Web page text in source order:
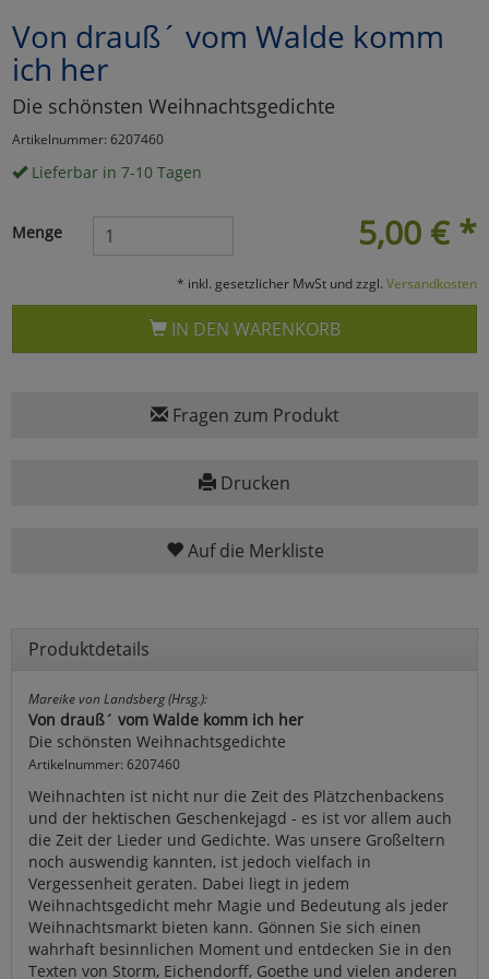
Von drauß´ vom Walde komm
ich her
Die schönsten Weihnachtsgedichte
Artikelnummer: 6207460
Lieferbar in 7-10 Tagen
5,00 € *
Menge
* inkl. gesetzlicher MwSt und zzgl. Versandkosten
IN DEN WARENKORB
Fragen zum Produkt
Drucken
Auf die Merkliste
Produktdetails
Mareike von Landsberg (Hrsg.):
Von drauß´ vom Walde komm ich her
Die schönsten Weihnachtsgedichte
Artikelnummer: 6207460
Weihnachten ist nicht nur die Zeit des Plätzchenbackens
und der hektischen Geschenkejagd - es ist vor allem auch
die Zeit der Lieder und Gedichte. Was unsere Großeltern
noch auswendig kannten, ist jedoch vielfach in
Vergessenheit geraten. Dabei liegt in jedem
Weihnachtsgedicht mehr Magie und Bedeutung als jeder
Weihnachtsmarkt bieten kann. Gönnen Sie sich einen
wahrhaft besinnlichen Moment und entdecken Sie in den
Texten von Storm, Eichendorff, Goethe und vielen anderen
Marketing
Umfragetools
Cookies
Alle Akzeptieren
zurückzu Haupptseite